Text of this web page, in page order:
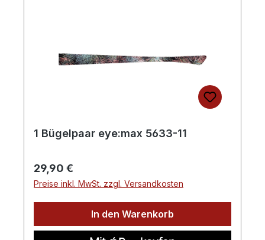
1 Bügelpaar eye:max 5633-11
Regulärer Preis:
29,90 €
Preise inkl. MwSt. zzgl. Versandkosten
In den Warenkorb